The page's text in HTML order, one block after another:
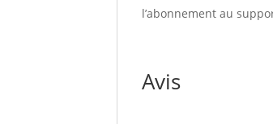
l’abonnement au
Avis